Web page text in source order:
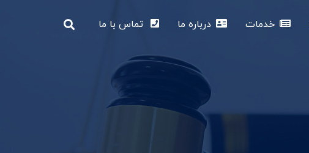
خدمات درباره ما تماس با ما